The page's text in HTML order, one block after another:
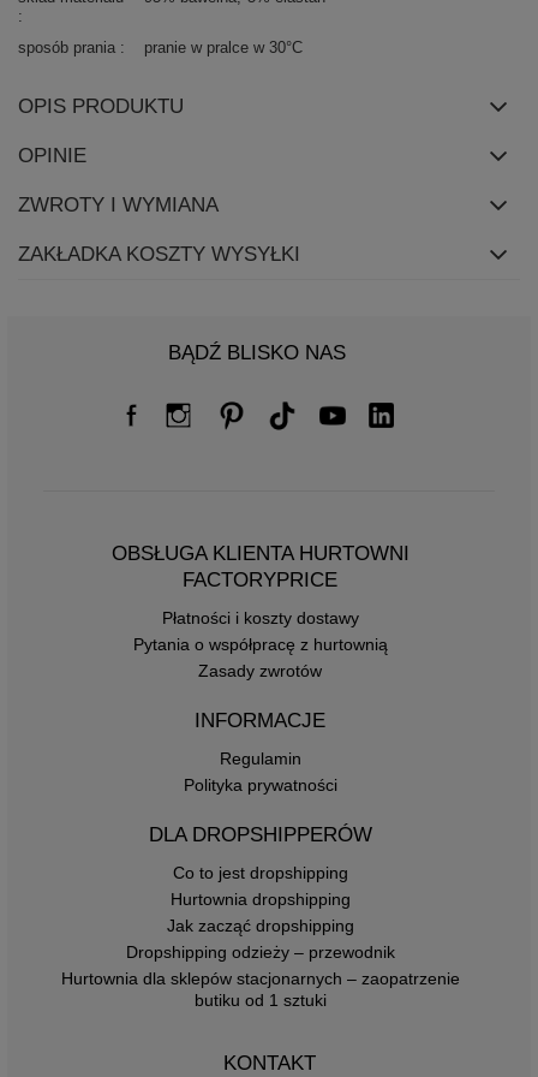
sposób prania pranie w pralce w 30°C
OPIS PRODUKTU
OPINIE
ZWROTY I WYMIANA
ZAKŁADKA KOSZTY WYSYŁKI
BĄDŹ BLISKO NAS
OBSŁUGA KLIENTA HURTOWNI
FACTORYPRICE
Płatności i koszty dostawy
Pytania o współpracę z hurtownią
Zasady zwrotów
INFORMACJE
Regulamin
Polityka prywatności
DLA DROPSHIPPERÓW
Co to jest dropshipping
Hurtownia dropshipping
Jak zacząć dropshipping
Dropshipping odzieży – przewodnik
Hurtownia dla sklepów stacjonarnych – zaopatrzenie
butiku od 1 sztuki
KONTAKT